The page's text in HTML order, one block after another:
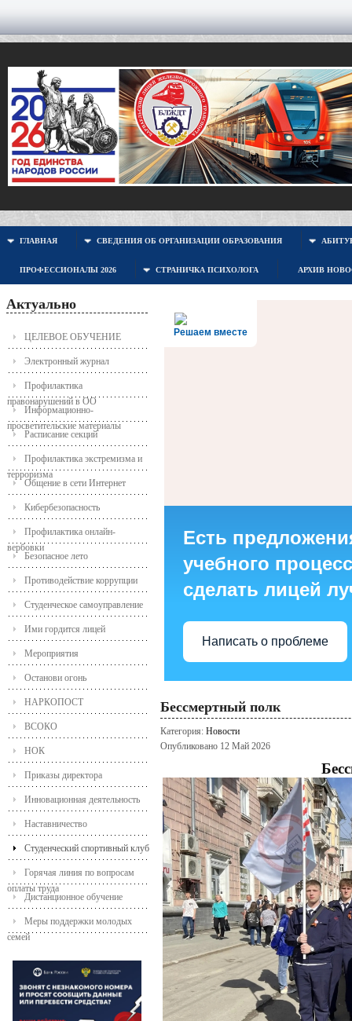
ГЛАВНАЯ СВЕДЕНИЯ ОБ ОРГАНИЗАЦИИ ОБРАЗОВАНИЯ
ПРОФЕССИОНАЛЫ 2026 СТРАНИЧКА ПСИХОЛОГА АРХИВ
Актуально
ЦЕЛЕВОЕ ОБУЧЕНИЕ
Электронный журнал
Профилактика
правонарушений в ОО
Информационно-
просветительские материалы
Расписание секций
Профилактика экстремизма и
терроризма
Общение в сети Интернет
Кибербезопасность
Профилактика онлайн-
вербовки
Безопасное лето
Противодействие коррупции
Студенческое самоуправление
Ими гордится лицей
Мероприятия
Останови огонь
НАРКОПОСТ
ВСОКО
НОК
Приказы директора
Инновационная деятельность
Наставничество
Студенческий спортивный клуб
Горячая линия по вопросам
оплаты труда
Дистанционное обучение
Меры поддержки молодых
семей
Решаем вместе
Есть
учебного
сделать лицей
Написать о проблеме
Бессмертный полк
Категория: Новости
Опубликовано 12 Май 2026